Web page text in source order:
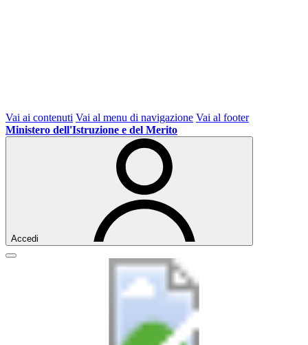
Vai ai contenuti Vai al menu di navigazione Vai al footer
Ministero dell'Istruzione e del Merito
Accedi